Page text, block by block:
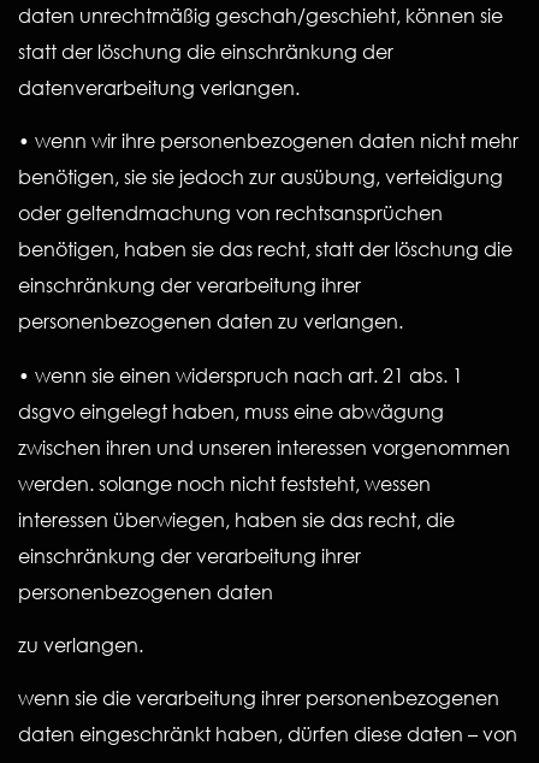
daten unrechtmäßig geschah/geschieht, können sie
statt der löschung die einschränkung der
datenverarbeitung verlangen.
• wenn wir ihre personenbezogenen daten nicht mehr
benötigen, sie sie jedoch zur ausübung, verteidigung
oder geltendmachung von rechtsansprüchen
benötigen, haben sie das recht, statt der löschung die
einschränkung der verarbeitung ihrer
personenbezogenen daten zu verlangen.
• wenn sie einen widerspruch nach art. 21 abs. 1
dsgvo eingelegt haben, muss eine abwägung
zwischen ihren und unseren interessen vorgenommen
werden. solange noch nicht feststeht, wessen
interessen überwiegen, haben sie das recht, die
einschränkung der verarbeitung ihrer
personenbezogenen daten
zu verlangen.
wenn sie die verarbeitung ihrer personenbezogenen
daten eingeschränkt haben, dürfen diese daten – von